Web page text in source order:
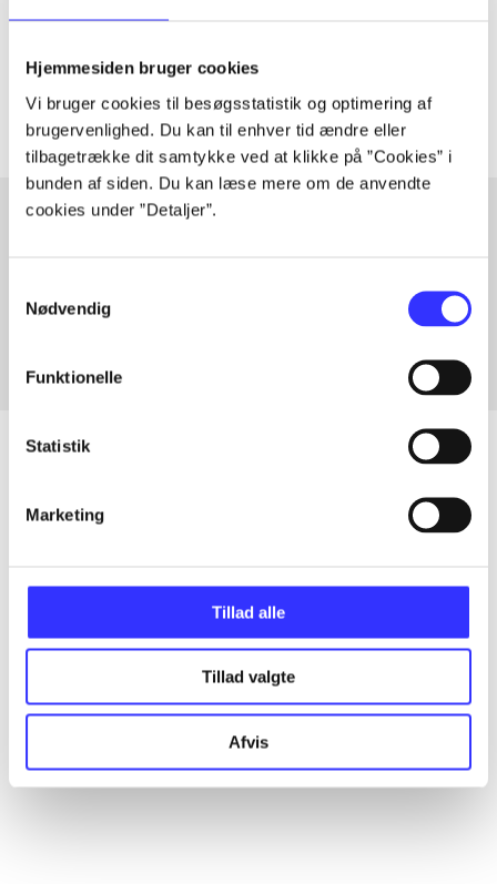
Hjemmesiden bruger cookies
Vi bruger cookies til besøgsstatistik og optimering af
brugervenlighed. Du kan til enhver tid ændre eller
tilbagetrække dit samtykke ved at klikke på ”Cookies” i
bunden af siden. Du kan læse mere om de anvendte
cookies under ”Detaljer”.
Nødvendig
Funktionelle
Statistik
Marketing
Tillad alle
Tillad valgte
Afvis
Artiklerne i handler ofte om
Fra
Artikler